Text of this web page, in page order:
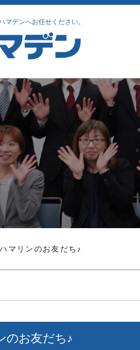
マデンへお任せください。
ハマリンのお友だち♪
のお友だち♪